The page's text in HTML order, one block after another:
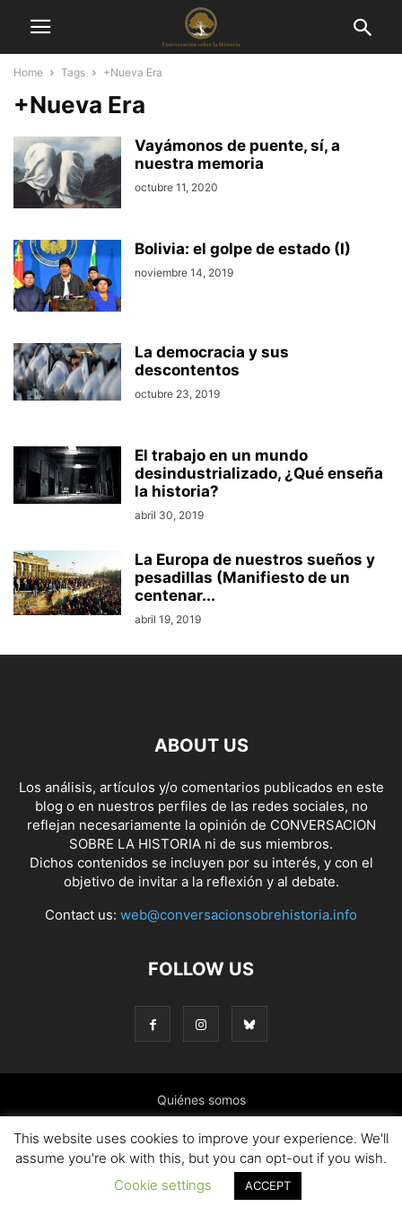
Home Tags +Nueva Era
+Nueva Era
Vayámonos de puente, sí, a
nuestra memoria
octubre 11, 2020
Bolivia: el golpe de estado (I)
noviembre 14, 2019
La democracia y sus
descontentos
octubre 23, 2019
El trabajo en un mundo
desindustrializado, ¿Qué enseña
la historia?
abril 30, 2019
La Europa de nuestros sueños y
pesadillas (Manifiesto de un
centenar...
abril 19, 2019
ABOUT US
Los análisis, artículos y/o comentarios publicados en este
blog o en nuestros perfiles de las redes sociales, no
reflejan necesariamente la opinión de CONVERSACION
SOBRE LA HISTORIA ni de sus miembros.
Dichos contenidos se incluyen por su interés, y con el
objetivo de invitar a la reflexión y al debate.
Contact us: web@conversacionsobrehistoria.info
FOLLOW US
Quiénes somos
Presentación: El ánimo y las ideas que nos mueven
Colaborar en el blog Contacto Política de cookies
This website uses cookies to improve your experience. We'll
assume you're ok with this, but you can opt-out if you wish.
Cookie settings
ACCEPT